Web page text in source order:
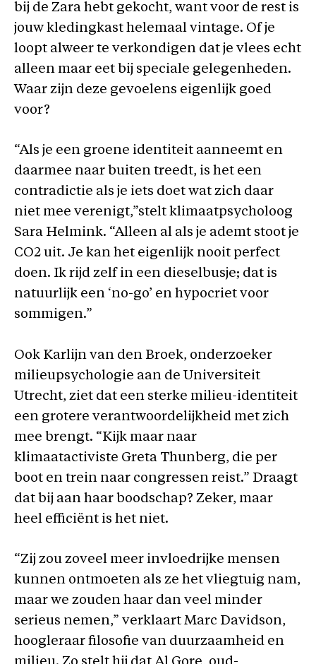
bij de Zara hebt gekocht, want voor de rest is
jouw kledingkast helemaal vintage. Of je
loopt alweer te verkondigen dat je vlees echt
alleen maar eet bij speciale gelegenheden.
Waar zijn deze gevoelens eigenlijk goed
voor?
“Als je een groene identiteit aanneemt en
daarmee naar buiten treedt, is het een
contradictie als je iets doet wat zich daar
niet mee verenigt,”stelt klimaatpsycholoog
Sara Helmink. “Alleen al als je ademt stoot je
CO2 uit. Je kan het eigenlijk nooit perfect
doen. Ik rijd zelf in een dieselbusje; dat is
natuurlijk een ‘no-go’ en hypocriet voor
sommigen.”
Ook Karlijn van den Broek, onderzoeker
milieupsychologie aan de Universiteit
Utrecht, ziet dat een sterke milieu-identiteit
een grotere verantwoordelijkheid met zich
mee brengt. “Kijk maar naar
klimaatactiviste Greta Thunberg, die per
boot en trein naar congressen reist.” Draagt
dat bij aan haar boodschap? Zeker, maar
heel efficiënt is het niet.
“Zij zou zoveel meer invloedrijke mensen
kunnen ontmoeten als ze het vliegtuig nam,
maar we zouden haar dan veel minder
serieus nemen,” verklaart Marc Davidson,
hoogleraar filosofie van duurzaamheid en